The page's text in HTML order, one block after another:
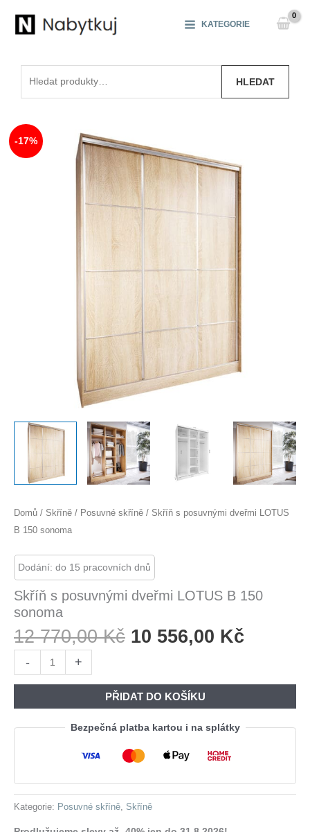
KATEGORIE
HLEDAT
-17%
Domů / Skříně / Posuvné skříně / Skříň s posuvnými dveřmi LOTUS
B 150 sonoma
Dodání: do 15 pracovních dnů
Skříň s posuvnými dveřmi LOTUS B 150
sonoma
12 770,00Kč Původní
12
770,00 Kč.
10 556,00 Kč
556,00
-
s
dveřmi
LOTUS
množství
+
PŘIDAT DO KOŠÍKU
Bezpečná platba kartou i na splátky
Kategorie: Posuvné skříně, Skříně